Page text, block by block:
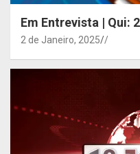
Em Entrevista | Qui:
2 de Janeiro, 2025 /